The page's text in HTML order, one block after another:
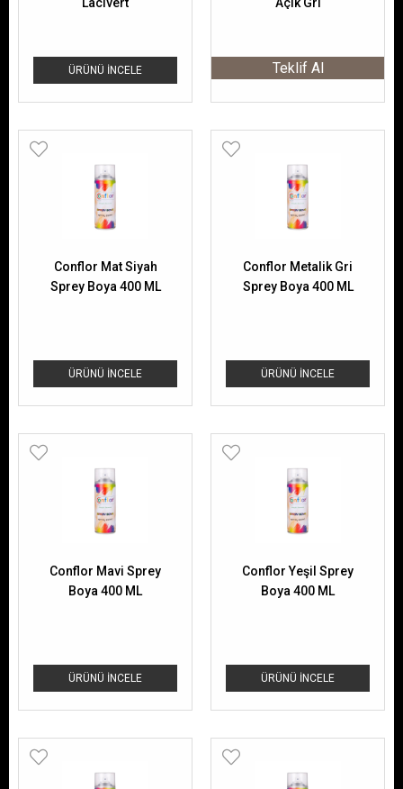
ÜRÜNÜ İNCELE
Lacivert Açık Gri
Teklif Al
ÜRÜNÜ İNCELE
Conflor Mat Siyah
Sprey Boya 400 ML
ÜRÜNÜ İNCELE
Conflor Metalik Gri
Sprey Boya 400 ML
ÜRÜNÜ İNCELE
Conflor Mavi Sprey
Boya 400 ML
ÜRÜNÜ İNCELE
Conflor Yeşil Sprey
Boya 400 ML